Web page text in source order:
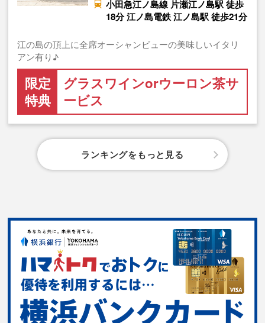
小田急江ノ島線 片瀬江ノ島駅 徒歩
18分 江ノ島電鉄 江ノ島駅 徒歩21分
江の島の頂上に全席オーシャンビューの美味しいイタリ
アン有り♪
限定
特典
グラスワインorウーロン茶サ
ービス
ランキングをもっと見る